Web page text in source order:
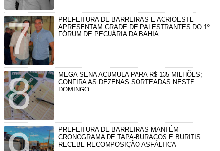
PREFEITURA DE BARREIRAS E ACRIOESTE
APRESENTAM GRADE DE PALESTRANTES DO 1º
FÓRUM DE PECUÁRIA DA BAHIA
MEGA-SENA ACUMULA PARA R$ 135 MILHÕES;
CONFIRA AS DEZENAS SORTEADAS NESTE
DOMINGO
PREFEITURA DE BARREIRAS MANTÉM
CRONOGRAMA DE TAPA-BURACOS E BURITIS
RECEBE RECOMPOSIÇÃO ASFÁLTICA